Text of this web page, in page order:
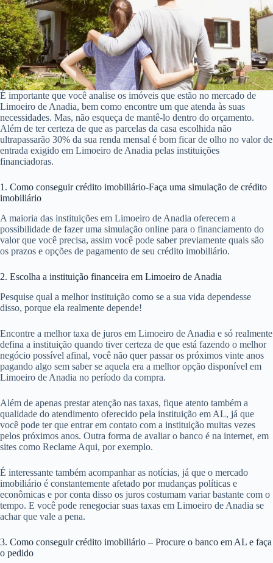
É importante que você analise os imóveis que estão no mercado de
Limoeiro de Anadia, bem como encontre um que atenda às suas
necessidades. Mas, não esqueça de mantê-lo dentro do orçamento.
Além de ter certeza de que as parcelas da casa escolhida não
ultrapassarão 30% da sua renda mensal é bom ficar de olho no valor de
entrada exigido em Limoeiro de Anadia pelas instituições
financiadoras.
1. Como conseguir crédito imobiliário-Faça uma simulação de crédito
imobiliário
A maioria das instituições em Limoeiro de Anadia oferecem a
possibilidade de fazer uma simulação online para o financiamento do
valor que você precisa, assim você pode saber previamente quais são
os prazos e opções de pagamento de seu crédito imobiliário.
2. Escolha a instituição financeira em Limoeiro de Anadia
Pesquise qual a melhor instituição como se a sua vida dependesse
disso, porque ela realmente depende!
Encontre a melhor taxa de juros em Limoeiro de Anadia e só realmente
defina a instituição quando tiver certeza de que está fazendo o melhor
negócio possível afinal, você não quer passar os próximos vinte anos
pagando algo sem saber se aquela era a melhor opção disponível em
Limoeiro de Anadia no período da compra.
Além de apenas prestar atenção nas taxas, fique atento também a
qualidade do atendimento oferecido pela instituição em AL, já que
você pode ter que entrar em contato com a instituição muitas vezes
pelos próximos anos. Outra forma de avaliar o banco é na internet, em
sites como Reclame Aqui, por exemplo.
É interessante também acompanhar as notícias, já que o mercado
imobiliário é constantemente afetado por mudanças políticas e
econômicas e por conta disso os juros costumam variar bastante com o
tempo. E você pode renegociar suas taxas em Limoeiro de Anadia se
achar que vale a pena.
3. Como conseguir crédito imobiliário – Procure o banco em AL e faça
o pedido